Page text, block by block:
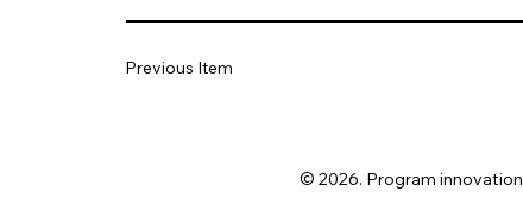
Previous Item
© 2026. Program innovation